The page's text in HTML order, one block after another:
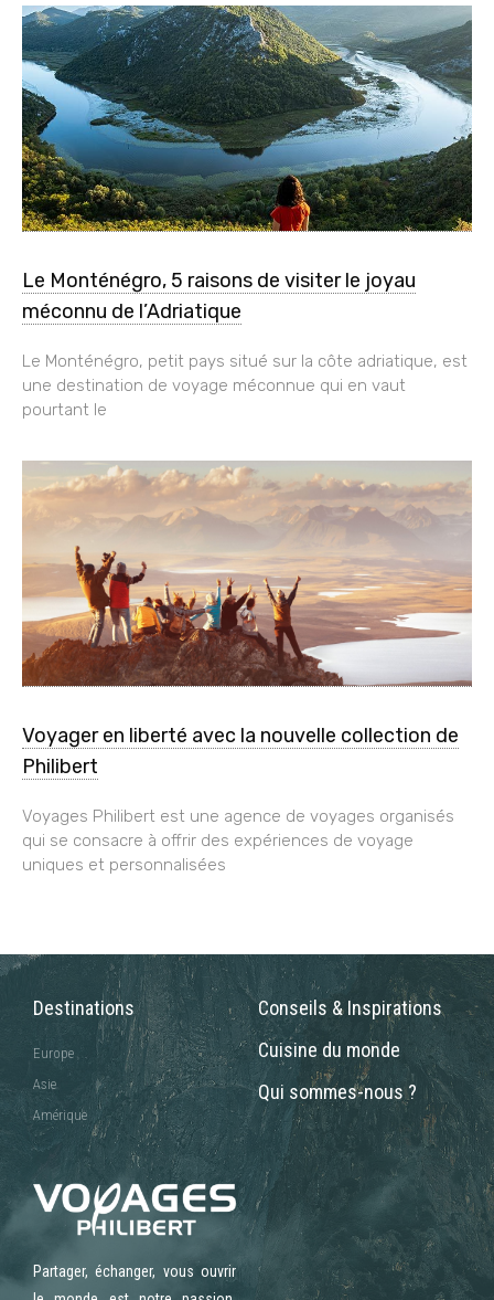
Le Monténégro, 5 raisons de visiter le joyau
méconnu de l’Adriatique
Le Monténégro, petit pays situé sur la côte adriatique, est
une destination de voyage méconnue qui en vaut
pourtant le
Voyager en liberté avec la nouvelle collection de
Philibert
Voyages Philibert est une agence de voyages organisés
qui se consacre à offrir des expériences de voyage
uniques et personnalisées
Destinations
Europe
Asie
Amérique
Conseils & Inspirations
Cuisine du monde
Qui sommes-nous ?
Partager, échanger, vous ouvrir